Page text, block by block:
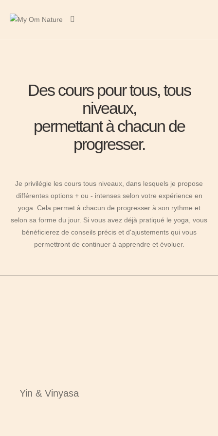
Des cours pour tous, tous
niveaux,
permettant à chacun de
progresser.
Je privilégie les cours tous niveaux, dans lesquels je propose
différentes options + ou - intenses selon votre expérience en
yoga. Cela permet à chacun de progresser à son rythme et
selon sa forme du jour. Si vous avez déjà pratiqué le yoga, vous
bénéficierez de conseils précis et d'ajustements qui vous
permettront de continuer à apprendre et évoluer.
Yin & Vinyasa